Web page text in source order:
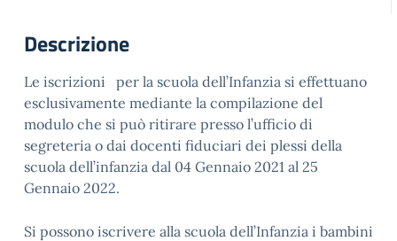
Descrizione
Le iscrizioni per la scuola dell’Infanzia si effettuano
esclusivamente mediante la compilazione del
modulo che si può ritirare presso l’ufficio di
segreteria o dai docenti fiduciari dei plessi della
scuola dell’infanzia dal 04 Gennaio 2021 al 25
Gennaio 2022.
Si possono iscrivere alla scuola dell’Infanzia i bambini